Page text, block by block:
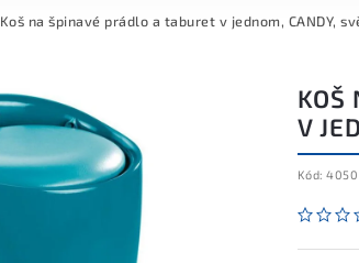
Koš na špinavé prádlo a taburet v jednom, CANDY,
KOŠ
V
Kód: 4050